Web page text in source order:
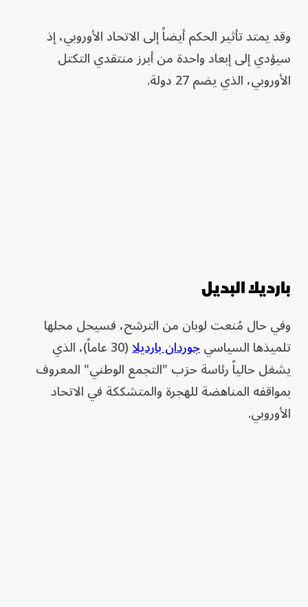
وقد يمتد تأثير الحكم أيضاً إلى الاتحاد الأوروبي، إذ
سيؤدي إلى إبعاد واحدة من أبرز منتقدي التكتل
الأوروبي، الذي يضم 27 دولة.
بارديلا البديل
وفي حال مُنعت لوبان من الترشح، فسيحل محلها
تلميذها السياسيجوردان بارديلا
(30 عاماً)، الذي
يشغل حالياً رئاسة حزب "التجمع الوطني" المعروف
بمواقفه المناهضة للهجرة والمتشككة في الاتحاد
الأوروبي.